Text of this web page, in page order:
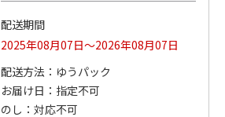
配送期間
2025年08月07日～2026年08月07日
配送方法
ゆうパック
お届け日
指定不可
のし
対応不可